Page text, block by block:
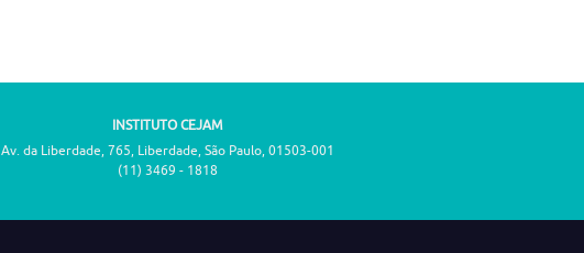
INSTITUTO CEJAM
Av. da Liberdade, 765, Liberdade, São Paulo, 01503-001
(11) 3469 - 1818